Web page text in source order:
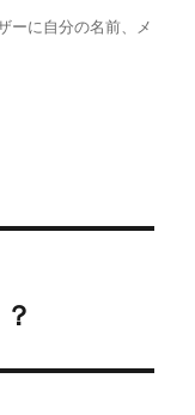
ーに自分の名前、メ